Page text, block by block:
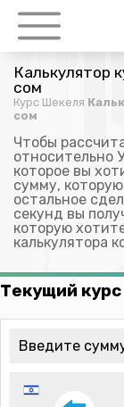
Калькулятор
сом
Курс Шекеля
сом
Чтобы
относительно
которое вы
сумму,
остальное
секунд вы
которую
калькулятора
Текущий курс